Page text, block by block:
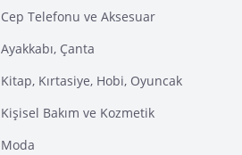
Cep Telefonu ve Aksesuar
Ayakkabı, Çanta
Kitap, Kırtasiye, Hobi, Oyuncak
Kişisel Bakım ve Kozmetik
Moda